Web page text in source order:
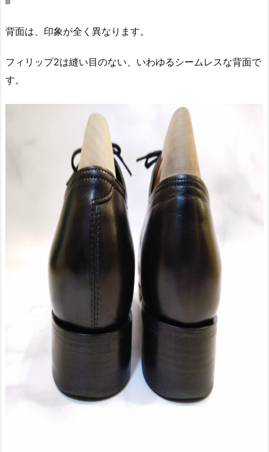
背面は、印象が全く異なります。
フィリップ2は縫い目のない、いわゆるシームレスな背面で
す。